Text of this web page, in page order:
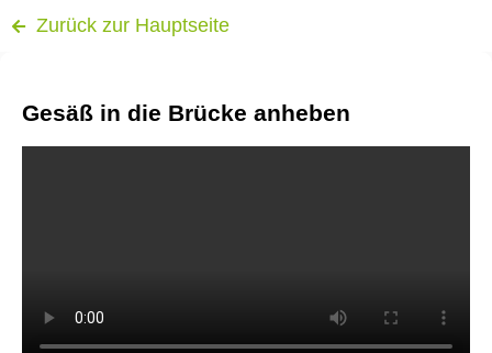
Zurück zur Hauptseite
Gesäß in die Brücke anheben